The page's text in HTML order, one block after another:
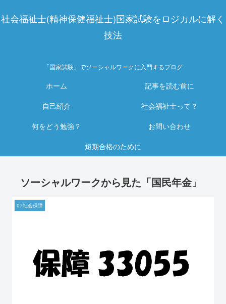
社会福祉士(精神保健福祉士)国家試験をロジカルに解く
技法
「国家試験」でソーシャルワークに入門するブログ
ホーム
記事を読む前に
自己紹介
社会福祉士って？
何をどう勉強？
お問い合わせ
短期合格のために
ソーシャルワークから見た「国民年金」
07社会保障